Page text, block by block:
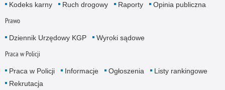
Kodeks karny
Ruch drogowy Raporty Opinia publiczna
Prawo
Dziennik Urzędowy KGP Wyroki sądowe
Praca w Policji
Praca w Policji Informacje Ogłoszenia
Listy rankingowe
Rekrutacja